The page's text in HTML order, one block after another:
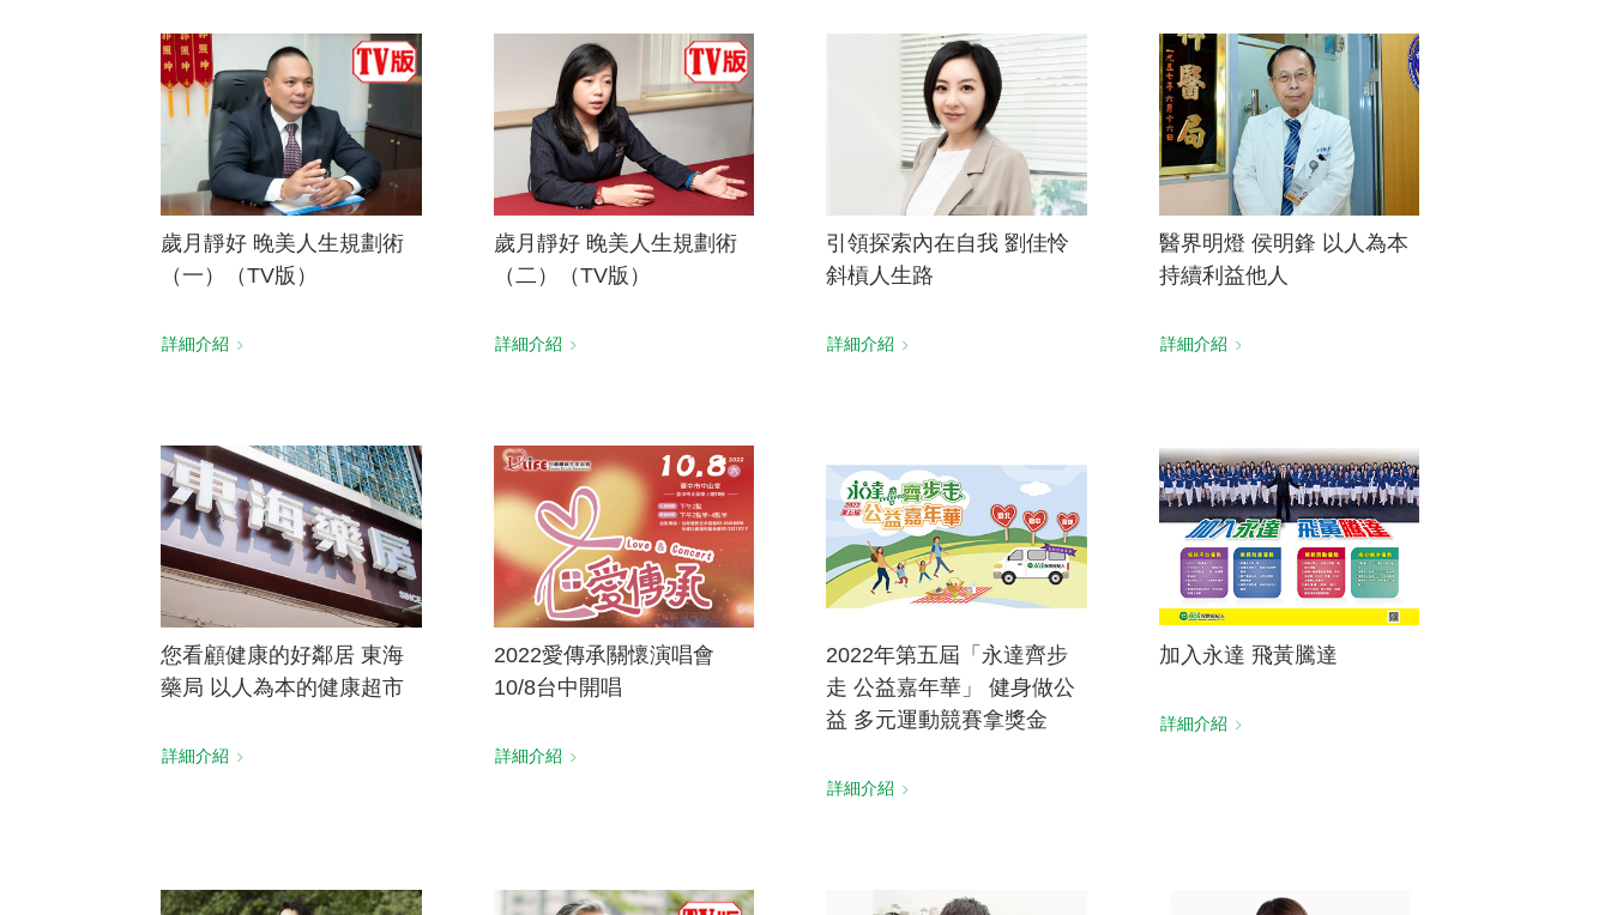
歲月靜好 晚美人生規劃術
（一）（TV版）
詳細介紹
歲月靜好 晚美人生規劃術
（二）（TV版）
詳細介紹
引領探索內在自我 劉佳怜
斜槓人生路
詳細介紹
醫界明燈 侯明鋒 以人為本
持續利益他人
詳細介紹
您看顧健康的好鄰居 東海
藥局 以人為本的健康超市
詳細介紹
2022愛傳承關懷演唱會
10/8台中開唱
詳細介紹
2022年第五屆「永達齊步
走 公益嘉年華」 健身做公
益 多元運動競賽拿獎金
詳細介紹
加入永達 飛黃騰達
詳細介紹